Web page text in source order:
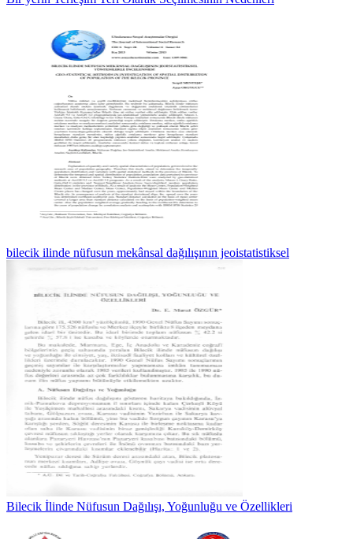
bilecik ilinde nüfusun mekânsal dağılışının jeoistatistiksel
Bilecik İlinde Nüfusun Dağılışı, Yoğunluğu ve Özellikleri